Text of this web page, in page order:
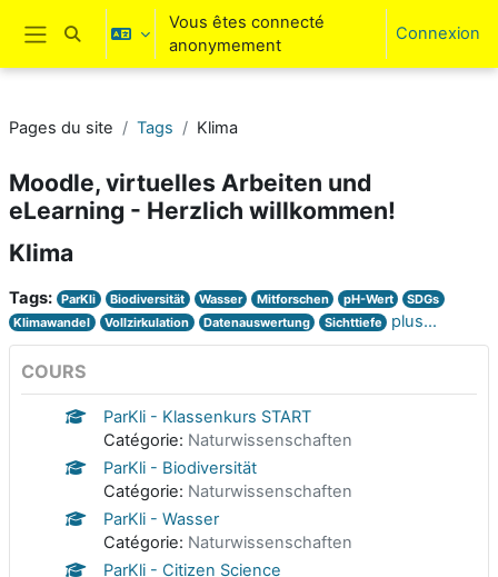
Passer au contenu principal
Panneau latéral
Activer/désactiver la saisie de recherche
Vous êtes connecté
anonymement
Connexion
Pages du site Tags Klima
Moodle, virtuelles Arbeiten und
eLearning - Herzlich willkommen!
Klima
Tags: ParKli Biodiversität Wasser Mitforschen pH-Wert
SDGs
Klimawandel
Vollzirkulation Datenauswertung Sichttiefe plus…
COURS
ParKli - Klassenkurs START
Catégorie: Naturwissenschaften
ParKli - Biodiversität
Catégorie: Naturwissenschaften
ParKli - Wasser
Catégorie: Naturwissenschaften
ParKli - Citizen Science